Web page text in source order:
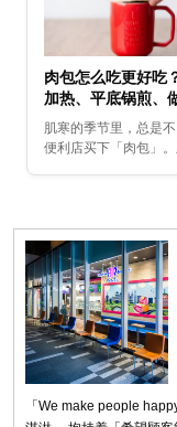
肉包怎么吃更好吃
加热、平底锅煎、
味料全攻略！
肌寒的季节里，总是
便利店买下「肉包」
要试试的美味肉包吃
「We make people